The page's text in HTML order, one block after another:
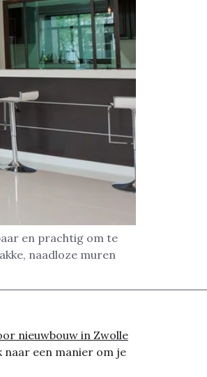
en prachtig om te
naadloze muren
nieuwbouw in Zwolle
naar een manier om je